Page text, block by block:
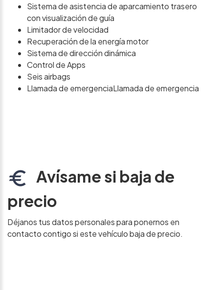
Sistema de asistencia de aparcamiento trasero
con visualización de guía
Limitador de velocidad
Recuperación de la energía motor
Sistema de dirección dinámica
Control de Apps
Seis airbags
Llamada de emergenciaLlamada de emergencia
Avísame si baja de
precio
Déjanos tus datos personales para ponernos en
contacto contigo si este vehículo baja de precio.